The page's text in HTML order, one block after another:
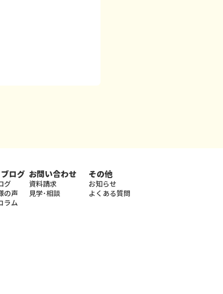
ログ
グ
の声
ラム
お問い合わせ
資料請求
見学･相談
その他
お知らせ
よくある質問